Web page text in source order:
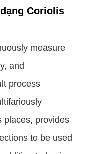
Coriolis
measure
and
process
places, provides
to be used